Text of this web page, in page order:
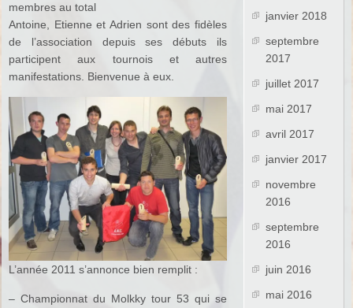
membres au total
Antoine, Etienne et Adrien sont des fidèles
de l’association depuis ses débuts ils
participent aux tournois et autres
manifestations. Bienvenue à eux.
L’année 2011 s’annonce bien remplit :
– Championnat du Molkky tour 53 qui se
janvier 2018
septembre
2017
juillet 2017
mai 2017
avril 2017
janvier 2017
novembre
2016
septembre
2016
juin 2016
mai 2016